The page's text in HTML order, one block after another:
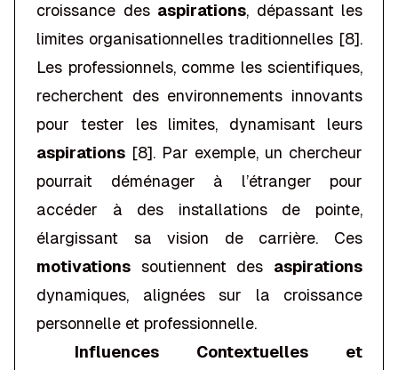
croissance des aspirations, dépassant les
limites organisationnelles traditionnelles [8].
Les professionnels, comme les scientifiques,
recherchent des environnements innovants
pour tester les limites, dynamisant leurs
aspirations [8]. Par exemple, un chercheur
pourrait déménager à l’étranger pour
accéder à des installations de pointe,
élargissant sa vision de carrière. Ces
motivations soutiennent des aspirations
dynamiques, alignées sur la croissance
personnelle et professionnelle.
Influences Contextuelles et